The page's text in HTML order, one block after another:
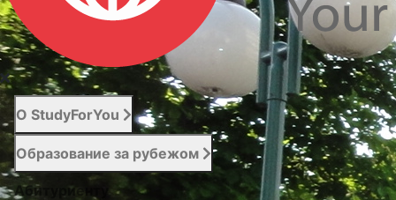
О StudyForYou
Образование за рубежом
Абитуриенту